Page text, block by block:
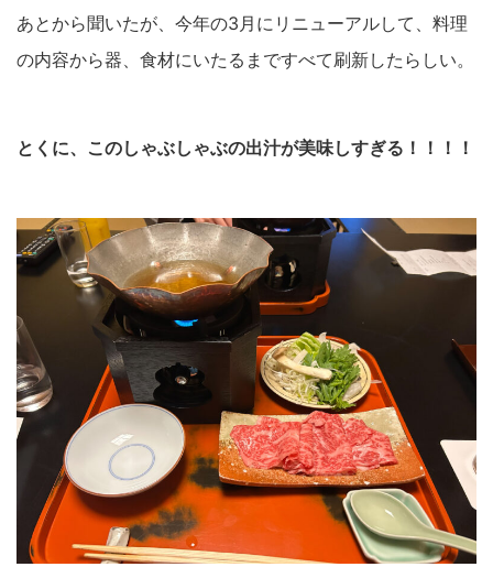
あとから聞いたが、今年の3月にリニューアルして、料理
の内容から器、食材にいたるまですべて刷新したらしい。
とくに、このしゃぶしゃぶの出汁が美味しすぎる！！！！